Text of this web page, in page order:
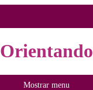
Orientando
Mostrar menu